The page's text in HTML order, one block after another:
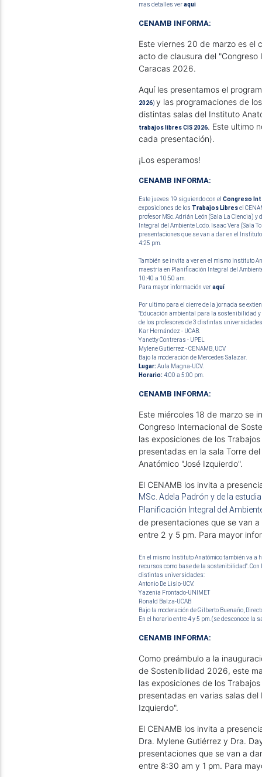
mas detalles veraqui
CENAMB INFORMA:
Este viernes 20 de marzo es el
acto de clausura del
Caracas 2026.
Aquí les presentamos el
2026) y las programaciones de
distintas salas del Instituto
trabajos libres CIS 2026. Este ultimo
cada presentación).
¡Los esperamos!
CENAMB INFORMA:
Este jueves 19 siguiendo con el Congreso
exposiciones de los Trabajos Libresel
profesor MSc. Adrián León (Sala La Ciencia)
Integral del Ambiente Lcdo. Isaac Vera (Sala
presentaciones que se van a dar en el
4:25 pm.
También se invita a ver en el mismo Instituto
maestría en Planificación Integral del
10:40 a 10:50 am.
Para mayor información veraquí
Por ultimo para el cierre de la jornada se
"Educación ambiental para la sostenibilidad
de los profesores de 3 distintas
Kar Hernández - UCAB.
Yanetty Contreras - UPEL
Mylene Gutierrez - CENAMB, UCV
Bajo la moderación de Mercedes Salazar.
Lugar:Aula Magna-UCV.
Horario:4:00 a 5:00 pm.
CENAMB INFORMA:
Este miércoles 18 de marzo se
Congreso Internacional de
las exposiciones de los
presentadas en la sala Torre
Anatómico "José Izquierdo".
MSc. Adela Padrón y de la
Planificación Integral del
de presentaciones que se van
entre 2 y 5 pm. Para mayor
En el mismo Instituto Anatómico también va a
recursos como base de la sostenibilidad".
distintas universidades:
Antonio De Lisio-UCV.
Yazenia Frontado-UNIMET
Ronald Balza-UCAB
Bajo la moderación de Gilberto Buenaño,
En el horario entre 4 y 5 pm. (se desconoce la
CENAMB INFORMA:
Como preámbulo a la
de Sostenibilidad 2026, este
las exposiciones de los
presentadas en varias salas
Izquierdo".
El CENAMB los invita a
Dra. Mylene Gutiérrez y Dra.
presentaciones que se van a
entre 8:30 am y 1 pm. Para